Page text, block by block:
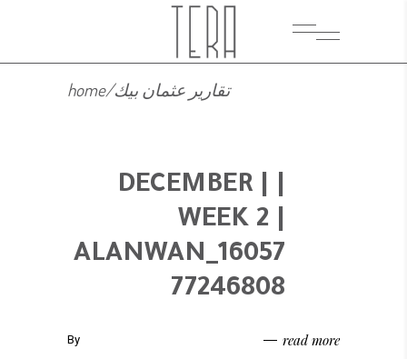
home/تقارير عثمان بيك
| DECEMBER |
WEEK 2 |
ALANWAN_16057
77246808
By read more